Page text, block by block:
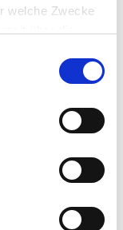
welche Zwecke
Lage
identifizieren
soll.